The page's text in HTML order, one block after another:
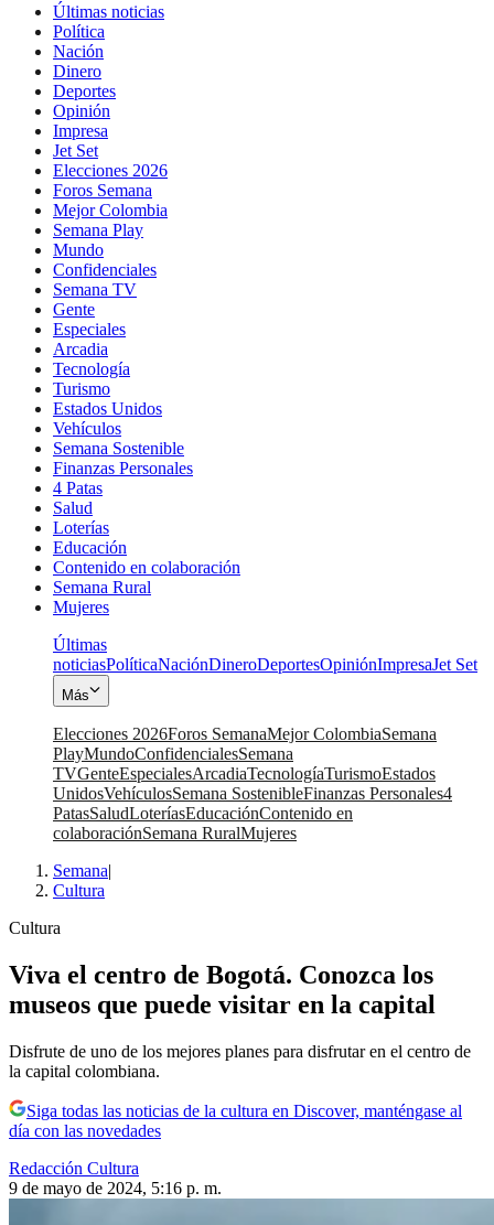
Últimas noticias
Política
Nación
Dinero
Deportes
Opinión
Impresa
Jet Set
Elecciones 2026
Foros Semana
Mejor Colombia
Semana Play
Mundo
Confidenciales
Semana TV
Gente
Especiales
Arcadia
Tecnología
Turismo
Estados Unidos
Vehículos
Semana Sostenible
Finanzas Personales
4 Patas
Salud
Loterías
Educación
Contenido en colaboración
Semana Rural
Mujeres
Últimas
noticiasPolíticaNaciónDineroDeportesOpiniónImpresaJet Set
Más
Elecciones 2026Foros SemanaMejor ColombiaSemana
PlayMundoConfidencialesSemana
TVGenteEspecialesArcadiaTecnologíaTurismoEstados
UnidosVehículosSemana SostenibleFinanzas Personales4
PatasSaludLoteríasEducaciónContenido en
colaboraciónSemana RuralMujeres
Semana|
Cultura
Cultura
Viva el centro de Bogotá. Conozca los
museos que puede visitar en la capital
Disfrute de uno de los mejores planes para disfrutar en el centro de
la capital colombiana.
Siga todas las noticias de la cultura en Discover, manténgase al
día con las novedades
Redacción Cultura
9 de mayo de 2024, 5:16 p. m.